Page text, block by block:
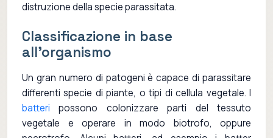
distruzione della specie parassitata.
Classificazione in base
all'organismo
Un gran numero di patogeni è capace di parassitare
differenti specie di piante, o tipi di cellula vegetale. I
batteri possono colonizzare parti del tessuto
vegetale e operare in modo biotrofo, oppure